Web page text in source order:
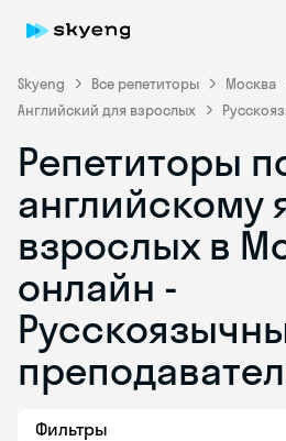
Skyeng Все репетиторы
Москва
Английский для взрослых
Репетиторы
английскому
взрослых в
онлайн -
Фильтры
Skyeng Chat